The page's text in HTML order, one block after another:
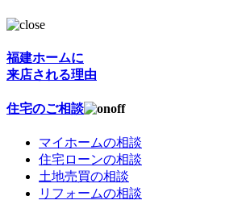
福建ホームに
来店される理由
住宅のご相談
マイホームの相談
住宅ローンの相談
土地売買の相談
リフォームの相談